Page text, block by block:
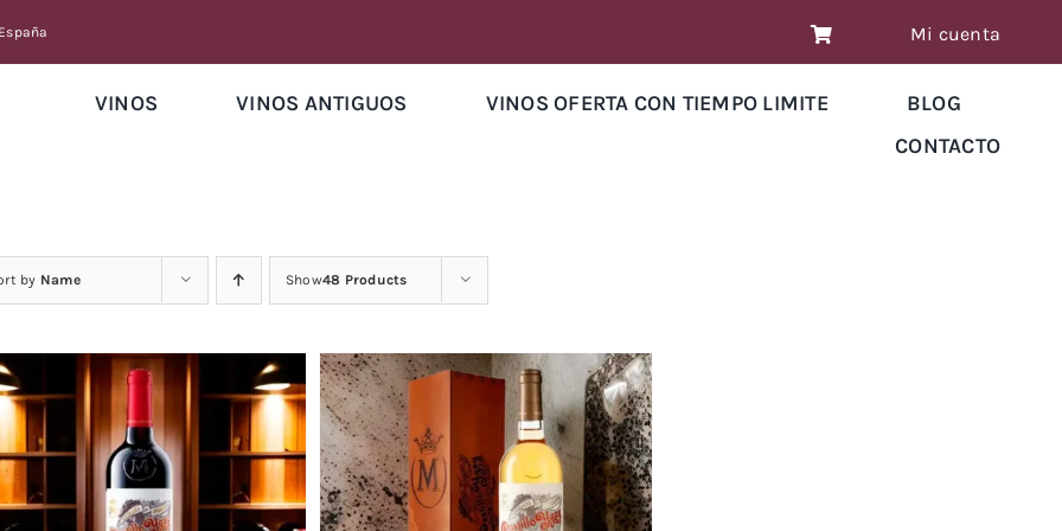
Mi cuenta
VINOS VINOS ANTIGUOS VINOS OFERTA CON TIEMPO LIMITE
BLOG
CONTACTO
by Name Show48 Products